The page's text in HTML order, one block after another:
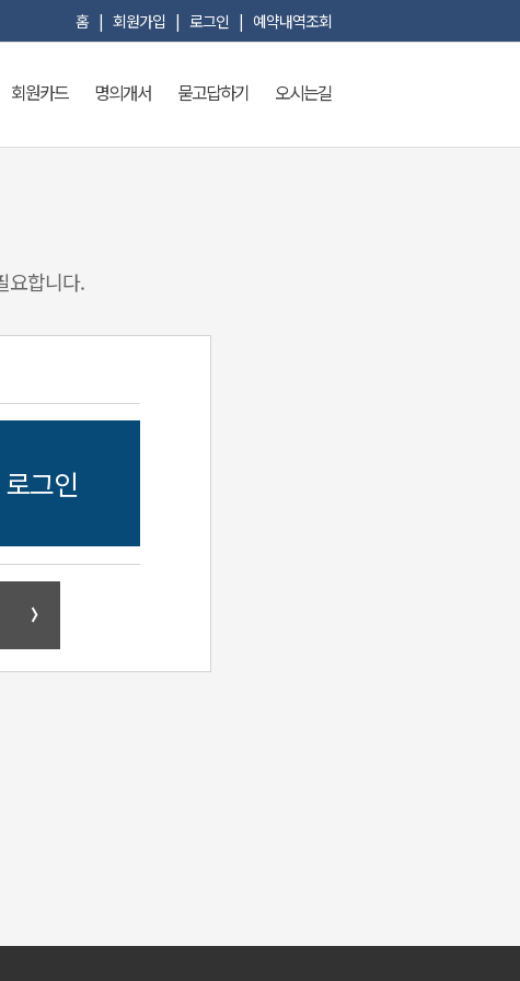
홈 | 회원가입 | 로그인 | 예약내역조회
회원카드 명의개서 묻고답하기 오시는길
요합니다.
로그인